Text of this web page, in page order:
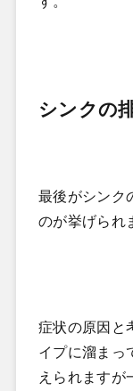
シンクの
最後がシンク
のが挙げられ
症状の原因と
イプに溜まっ
えられますが